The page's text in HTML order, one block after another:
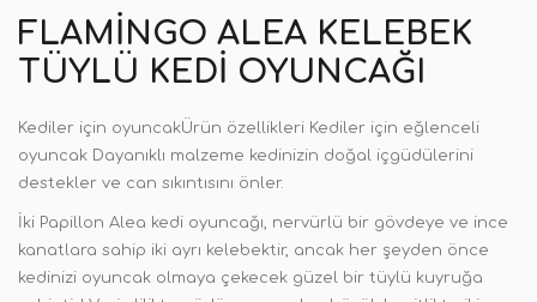
FLAMINGO ALEA KELEBEK
TÜYLÜ KEDI OYUNCAĞI
Kediler için oyuncakÜrün özellikleri Kediler için eğlenceli
oyuncak Dayanıklı malzeme kedinizin doğal içgüdülerini
destekler ve can sıkıntısını önler.
İki Papillon Alea kedi oyuncağı, nervürlü bir gövdeye ve ince
kanatlara sahip iki ayrı kelebektir, ancak her şeyden önce
kedinizi oyuncak olmaya çekecek güzel bir tüylü kuyruğa